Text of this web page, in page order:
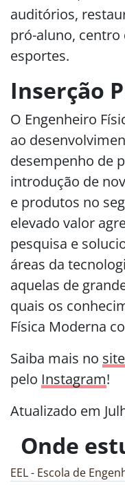
auditórios,
pró-aluno, centro
esportes.
Inserção
O Engenheiro
ao
desempenho de
introdução de
e produtos no
elevado valor
pesquisa e
áreas da
aquelas de
quais os
Física Moderna
Saiba mais no
pelo Instagram!
Atualizado em
Onde
EEL - Escola de